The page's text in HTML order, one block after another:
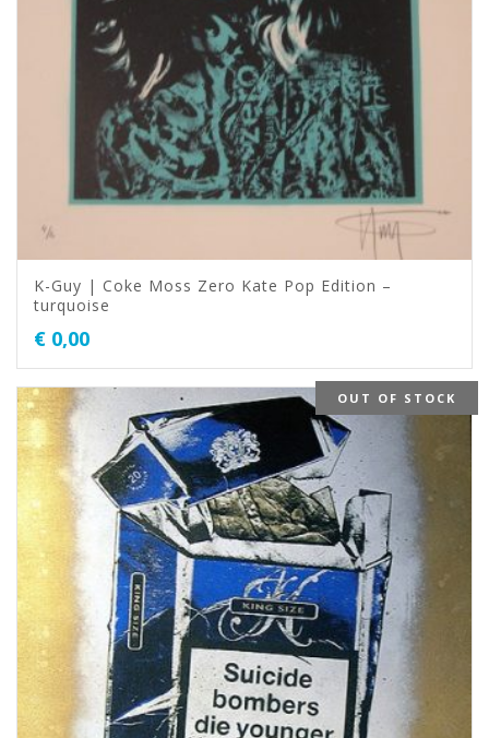
K-Guy | Coke Moss Zero Kate Pop Edition –
turquoise
€ 0,00
OUT OF STOCK